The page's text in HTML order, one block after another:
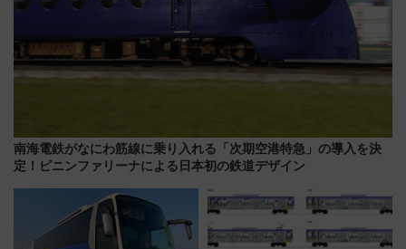
南海電鉄がなにわ筋線に乗り入れる「次期空港特急」の導入を決
定！ピニンファリーナによる日本初の鉄道デザイン